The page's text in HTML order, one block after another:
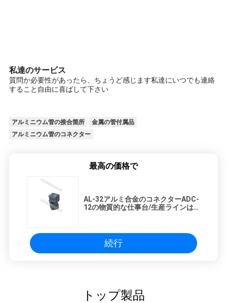
私達のサービス
質問か必要性があったら、ちょうど感じます私達にいつでも連絡
すること自由に喜ばして下さい
アルミニウム管の接合箇所
金属の管付属品
アルミニウム管のコネクター
最高の価格で
AL-32アルミ合金のコネクターADC-
12の物質的な仕事台/生産ラインは
続行
トップ製品